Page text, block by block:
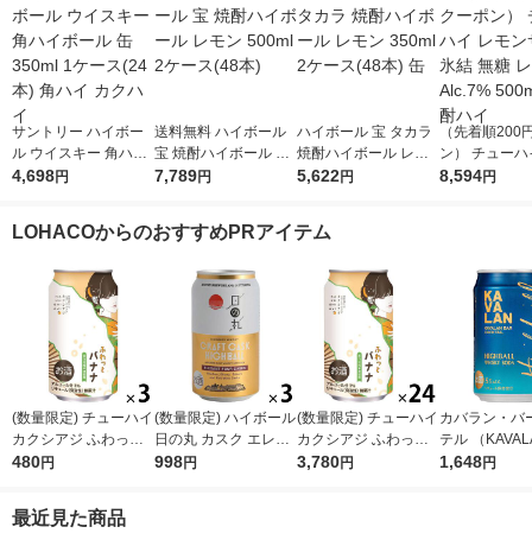
サントリー ハイボー
ル ウイスキー 角ハイ
ボール 缶 350ml 1ケ
4,698円
送料無料 ハイボール
宝 焼酎ハイボール レ
モン 500ml 2ケース(4
7,789円
ハイボール 宝 タカラ
焼酎ハイボール レモ
ン 350ml 2ケース(48
5,622円
（先着順200
ン） チュー
ンサワー 氷結
8,594円
LOHACOからのおすすめPRアイテム
(数量限定) チューハイ
カクシアジ ふわっと
バナナ 缶 350ml 3本
480円
(数量限定) ハイボール
日の丸 カスク エレガ
ント カスク 缶 355ml
998円
(数量限定) チューハイ
カクシアジ ふわっと
バナナ 缶 350ml 1ケ
3,780円
カバラン・バ
テル （
イボール
1,648円
最近見た商品